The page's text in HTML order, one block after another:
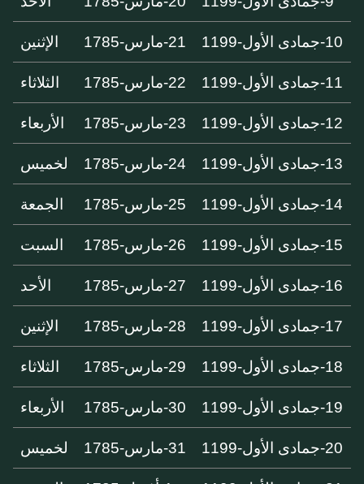
10-جمادى الأول-1199 21-مارس-1785 الإثنين
11-جمادى الأول-1199 22-مارس-1785 الثلاثاء
12-جمادى الأول-1199 23-مارس-1785 الأربعاء
13-جمادى الأول-1199 24-مارس-1785 لخميس
14-جمادى الأول-1199 25-مارس-1785 الجمعة
15-جمادى الأول-1199 26-مارس-1785 السبت
16-جمادى الأول-1199 27-مارس-1785 الأحد
17-جمادى الأول-1199 28-مارس-1785 الإثنين
18-جمادى الأول-1199 29-مارس-1785 الثلاثاء
19-جمادى الأول-1199 30-مارس-1785 الأربعاء
20-جمادى الأول-1199 31-مارس-1785 لخميس